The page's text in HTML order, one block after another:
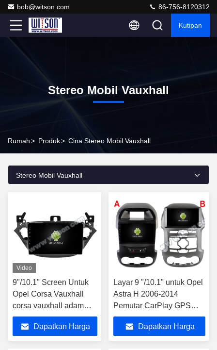
bob@witson.com 86-756-8120312
Kutipan
Stereo Mobil Vauxhall
Rumah> Produk> Cina Stereo Mobil Vauxhall
Stereo Mobil Vauxhall
Video
9"/10.1" Screen Untuk
Opel Corsa Vauxhall
corsa vauxhall adam
2015-2019 Opel Mobil
Multimedia Stereo
Dapatkan Harga
Layar 9 "/10.1" untuk Opel
Astra H 2006-2014
Pemutar CarPlay GPS
Stereo Multimedia Mobil
Dapatkan Harga